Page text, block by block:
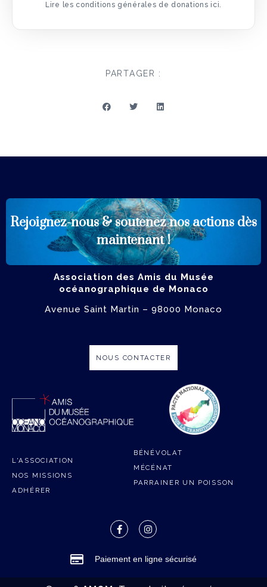
Lire les conditions générales de donations ici.
PARTAGER :
Rejoignez-nous & souteneznos actions dès
maintenant !
ADHÉRER
Association des Amis du Musée
océanographique de Monaco
Avenue Saint Martin – 98000 Monaco
NOUS CONTACTER
L'ASSOCIATION
NOS MISSIONS
ADHÉRER
BÉNÉVOLAT
MÉCÉNAT
PARRAINER UN POISSON
Paiement en ligne sécurisé